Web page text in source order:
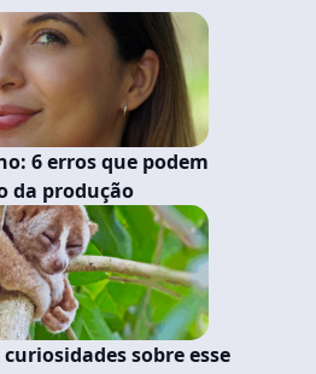
6 erros que podem
da produção
sobre esse